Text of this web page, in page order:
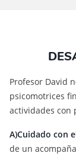
Profesor David
psicomotrices
actividades con
A)Cuidado con
de un